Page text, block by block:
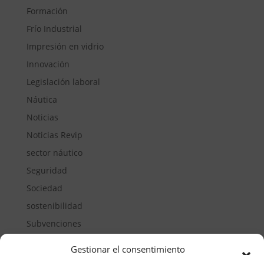
Gestionar el consentimiento
Formación
Frío Industrial
Impresión en vidrio
Innovación
Legislación laboral
Náutica
Noticias
Noticias Revip
sector náutico
Seguridad
Sociedad
sostenibilidad
Subvenciones